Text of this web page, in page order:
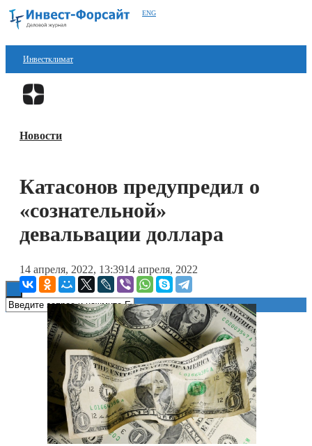
ENG
Инвестклимат
Финансы
Блокчейн
Новости
Катасонов предупредил о
«сознательной»
девальвации доллара
14 апреля, 2022, 13:3914 апреля, 2022